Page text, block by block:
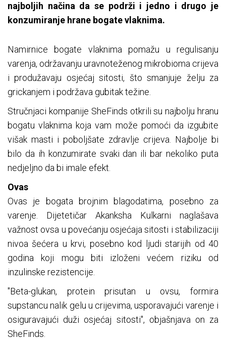
najboljih načina da se podrži i jedno i drugo je
konzumiranje hrane bogate vlaknima.
Namirnice bogate vlaknima pomažu u regulisanju
varenja, održavanju uravnoteženog mikrobioma crijeva
i produžavaju osjećaj sitosti, što smanjuje želju za
grickanjem i podržava gubitak težine.
Stručnjaci kompanije SheFinds otkrili su najbolju hranu
bogatu vlaknima koja vam može pomoći da izgubite
višak masti i poboljšate zdravlje crijeva. Najbolje bi
bilo da ih konzumirate svaki dan ili bar nekoliko puta
nedjeljno da bi imale efekt.
Ovas
Ovas je bogata brojnim blagodatima, posebno za
varenje. Dijetetičar Akanksha Kulkarni naglašava
važnost ovsa u povećanju osjećaja sitosti i stabilizaciji
nivoa šećera u krvi, posebno kod ljudi starijih od 40
godina koji mogu biti izloženi većem riziku od
inzulinske rezistencije.
"Beta-glukan, protein prisutan u ovsu, formira
supstancu nalik gelu u crijevima, usporavajući varenje i
osiguravajući duži osjećaj sitosti", objašnjava on za
SheFinds.